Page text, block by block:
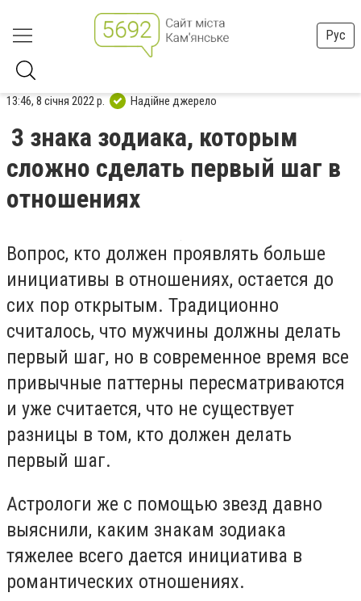
Рус
13:46, 8 січня 2022 р. Надійне джерело
3 знака зодиака, которым
сложно сделать первый шаг в
отношениях
Вопрос, кто должен проявлять больше
инициативы в отношениях, остается до
сих пор открытым. Традиционно
считалось, что мужчины должны делать
первый шаг, но в современное время все
привычные паттерны пересматриваются
и уже считается, что не существует
разницы в том, кто должен делать
первый шаг.
Астрологи же с помощью звезд давно
выяснили, каким знакам зодиака
тяжелее всего дается инициатива в
романтических отношениях.